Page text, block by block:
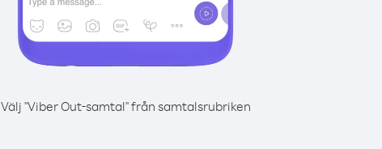
Välj "Viber Out-samtal" från samtalsrubriken